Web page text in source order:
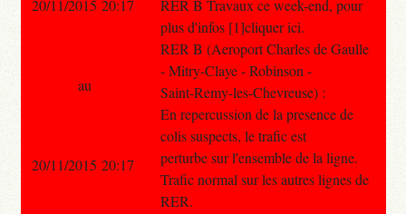
20/11/2015 20:17
RER B Travaux ce week-end, pour
plus d'infos [1]cliquer ici.
RER B (Aeroport Charles de Gaulle
- Mitry-Claye - Robinson -
Saint-Remy-les-Chevreuse) :
En repercussion de la presence de
colis suspects, le trafic est
perturbe sur l'ensemble de la ligne.
Trafic normal sur les autres lignes de
RER.
au
20/11/2015 20:17